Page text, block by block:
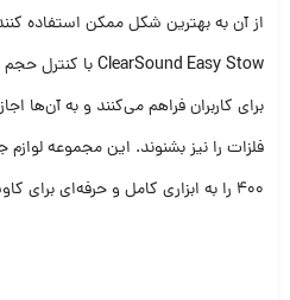
از آن به بهترین شکل ممکن استفاده
ClearSound Easy Stowبا کنترل حجم
برای کاربران فراهم می‌کنند و به آن‌ها
400 را به ابزاری کامل و حرفه‌ای برای کاوشگران تبدیل می‌کند.